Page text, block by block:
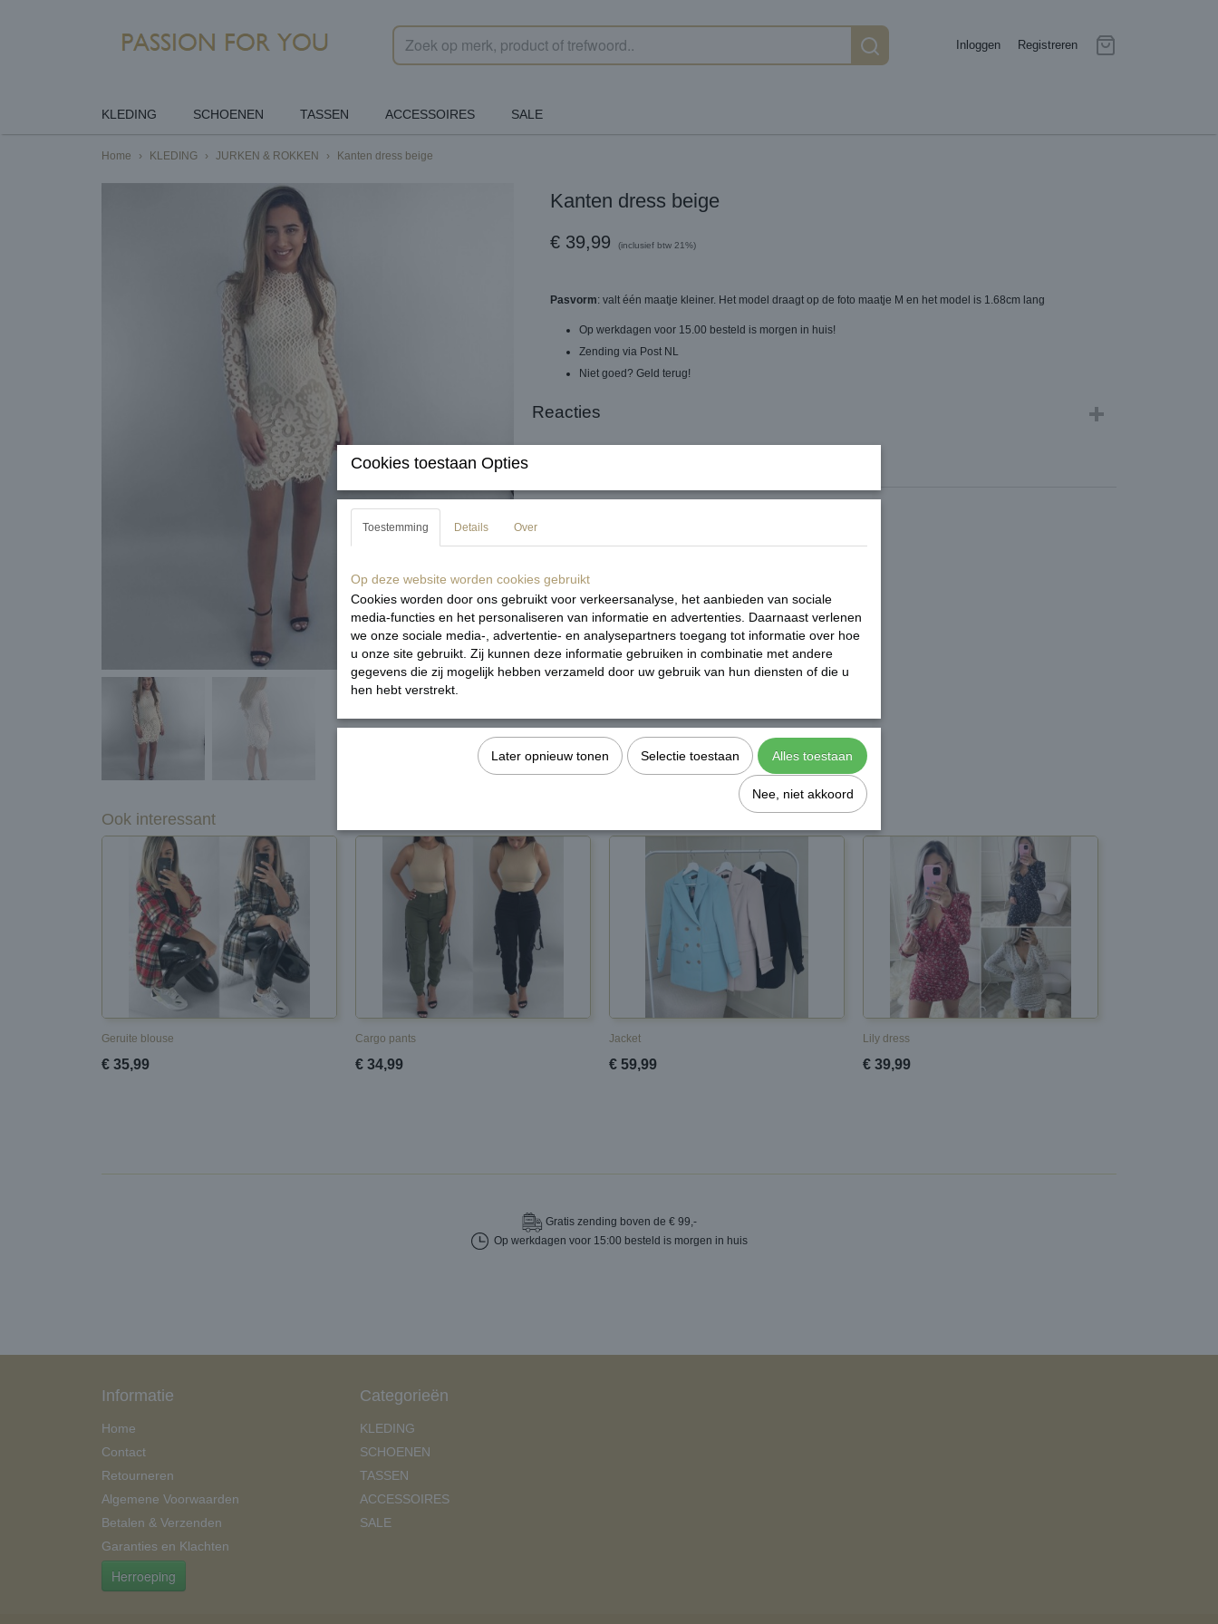
Inloggen Registreren
KLEDING SCHOENEN TASSEN ACCESSOIRES SALE
Home › KLEDING › JURKEN & ROKKEN › Kanten dress beige
Kanten dress beige
€ 39,99 (inclusief btw 21%)
Pasvorm: valt één maatje kleiner. Het model draagt op de foto maatje M en het model is 1.68cm lang
Op werkdagen voor 15.00 besteld is morgen in huis!
Zending via Post NL
Niet goed? Geld terug!
Reacties
Ook interessant
Geruite blouse
€ 35,99
Cargo pants
€ 34,99
Jacket
€ 59,99
Lily dress
€ 39,99
Gratiszending boven de € 99,-
Op werkdagen voor 15:00 besteld is morgen in huis
Informatie
Home
Contact
Retourneren
Algemene Voorwaarden
Betalen & Verzenden
Garanties en Klachten
Herroeping
Categorieën
KLEDING
SCHOENEN
TASSEN
ACCESSOIRES
SALE
Cookies toestaan Opties
Toestemming Details Over
Op deze website worden cookies gebruikt
Cookies worden door ons gebruikt voor verkeersanalyse, het aanbieden van sociale
media-functies en het personaliseren van informatie en advertenties. Daarnaast verlenen
we onze sociale media-, advertentie- en analysepartners toegang tot informatie over hoe
u onze site gebruikt. Zij kunnen deze informatie gebruiken in combinatie met andere
gegevens die zij mogelijk hebben verzameld door uw gebruik van hun diensten of die u
hen hebt verstrekt.
Later opnieuw tonen Selectie toestaan Alles toestaan
Nee, niet akkoord